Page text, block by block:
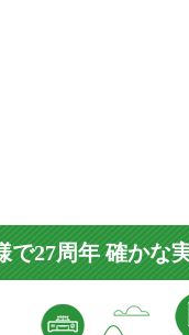
で27周年 確かな